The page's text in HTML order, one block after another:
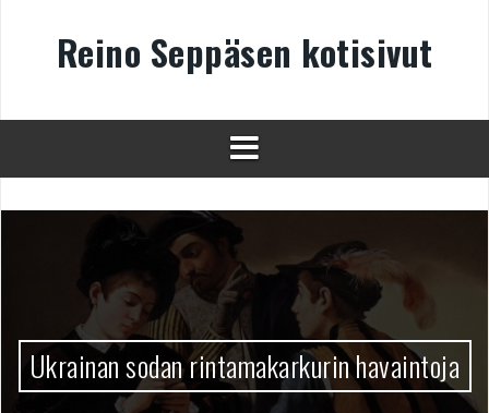
Reino Seppäsen kotisivut
Ukrainan sodan rintamakarkurin havaintoja